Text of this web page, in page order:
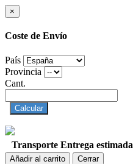
×
Coste de Envío
País
Provincia
Cant.
Calcular
Transporte Entrega estimada
Añadir al carrito Cerrar